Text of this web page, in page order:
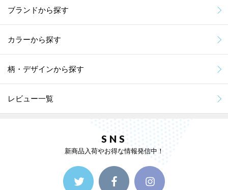
ブランドから探す
カラーから探す
柄・デザインから探す
レビュー一覧
SNS
新商品入荷やお得な情報発信中！